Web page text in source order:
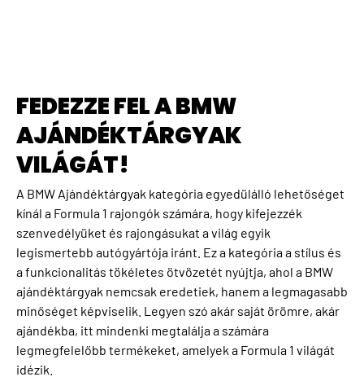
FEDEZZE FEL A BMW
AJÁNDÉKTÁRGYAK
VILÁGÁT!
A BMW Ajándéktárgyak kategória egyedülálló lehetőséget
kínál a Formula 1 rajongók számára, hogy kifejezzék
szenvedélyüket és rajongásukat a világ egyik
legismertebb autógyártója iránt. Ez a kategória a stílus és
a funkcionalitás tökéletes ötvözetét nyújtja, ahol a BMW
ajándéktárgyak nemcsak eredetiek, hanem a legmagasabb
minőséget képviselik. Legyen szó akár saját örömre, akár
ajándékba, itt mindenki megtalálja a számára
legmegfelelőbb termékeket, amelyek a Formula 1 világát
idézik.